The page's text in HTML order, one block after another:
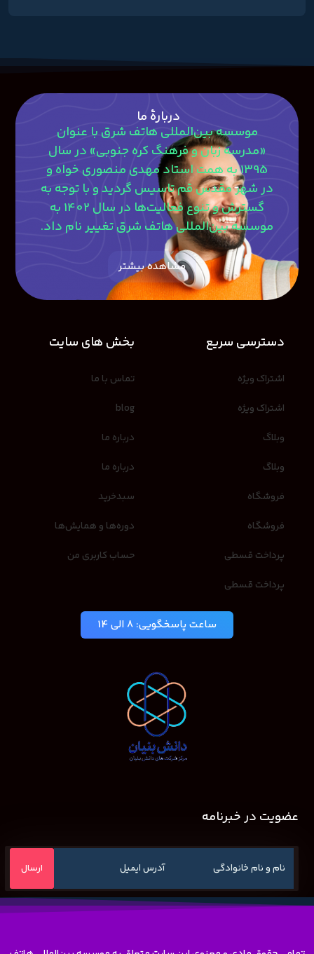
دربارۀ ما
موسسه بین‌المللی هاتف شرق با عنوان
«مدرسه زبان و فرهنگ کره جنوبی» در سال
1395 به همت استاد مهدی منصوری‎ خواه و
در شهر مقدس قم تاسیس گردید و با توجه به
گسترش و تنوع فعالیت‌ها در سال 1402 به
موسسه بین‌المللی هاتف شرق تغییر نام داد.
مشاهده بیشتر
دسترسی سریع
اشتراک ویژه
اشتراک ویژه
وبلاگ
وبلاگ
فروشگاه
فروشگاه
پرداخت قسطی
پرداخت قسطی
بخش های سایت
تماس با ما
blog
درباره ما
درباره ما
سبدخرید
دوره‌ها و همایش‌ها
حساب کاربری من
ساعت پاسخگویی: 8 الی 14
عضویت در خبرنامه